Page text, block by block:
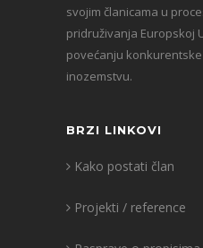
svojim članicama u
pridruživanja Europskoj
povećanju
inozemstvu.
BRZI LINKOVI
Kako postati član
Projekti / reference